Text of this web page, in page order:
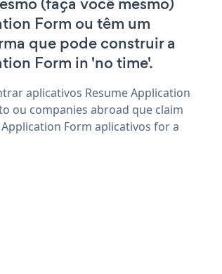
Form ou têm um
que pode construir a
Form in 'no time'.
aplicativos Resume Application
ou companies abroad que claim
Form aplicativos for a